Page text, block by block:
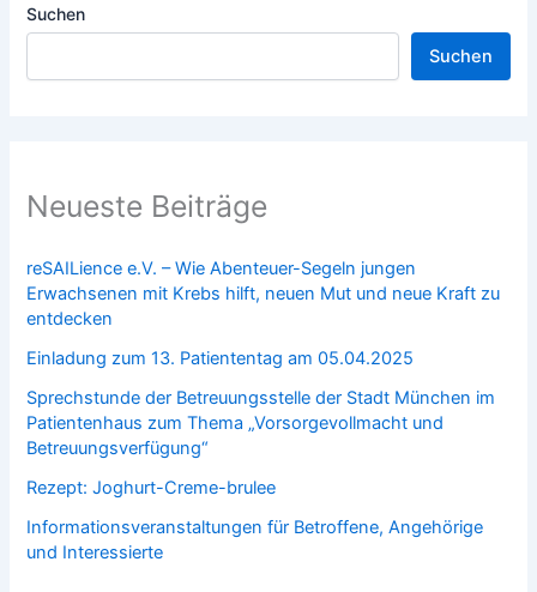
Suchen
Suchen
Neueste Beiträge
reSAILience e.V. – Wie Abenteuer-Segeln jungen
Erwachsenen mit Krebs hilft, neuen Mut und neue Kraft zu
entdecken
Einladung zum 13. Patiententag am 05.04.2025
Sprechstunde der Betreuungsstelle der Stadt München im
Patientenhaus zum Thema „Vorsorgevollmacht und
Betreuungsverfügung“
Rezept: Joghurt-Creme-brulee
Informationsveranstaltungen für Betroffene, Angehörige
und Interessierte